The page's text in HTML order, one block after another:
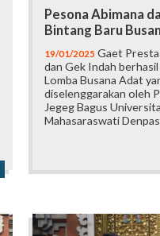
Pesona Abimana
Bintang Baru
19/01/2025 Gaet
dan Gek Indah berhasil
Lomba Busana Adat
diselenggarakan oleh
Jegeg Bagus
Mahasaraswati